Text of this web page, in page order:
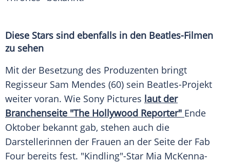
Diese Stars sind ebenfalls in den Beatles-Filmen
zu sehen
Mit der Besetzung des Produzenten bringt
Regisseur Sam Mendes (60) sein Beatles-Projekt
weiter voran. Wie Sony Pictures laut der
Branchenseite "The Hollywood Reporter" Ende
Oktober bekannt gab, stehen auch die
Darstellerinnen der Frauen an der Seite der Fab
Four bereits fest. "Kindling"-Star Mia McKenna-